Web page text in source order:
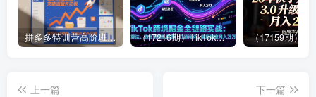
拼多多特训营高阶班，独家玩法赋能，突破运营天花板（更新26年1月） （17216期）TikTok跨境掘金全链路实战：从算法、选品到团队管理，打通闭环，实现稳定月入万刀
上一篇
下一篇